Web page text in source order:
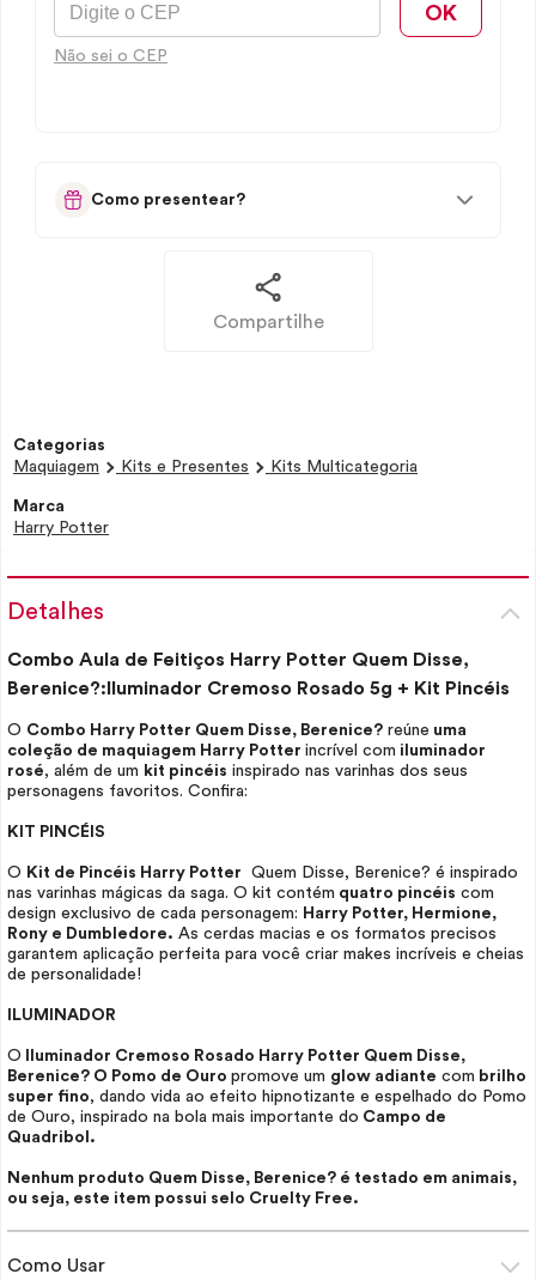
OK
Não sei o CEP
Como presentear?
Compartilhe
Categorias
Maquiagem
Kits e Presentes Kits Multicategoria
Marca
Harry Potter
Detalhes
Combo Aula de Feitiços Harry Potter Quem Disse,
Berenice?:Iluminador Cremoso Rosado 5g + Kit Pincéis
O Combo Harry Potter Quem Disse, Berenice? reúne uma
coleção de maquiagem Harry Potter incrível com iluminador
rosé, além de um kit pincéis inspirado nas varinhas dos seus
personagens favoritos. Confira:
KIT PINCÉIS
O Kit de Pincéis Harry Potter Quem Disse, Berenice? é inspirado
nas varinhas mágicas da saga. O kit contém quatro pincéis com
design exclusivo de cada personagem: Harry Potter, Hermione,
Rony e Dumbledore. As cerdas macias e os formatos precisos
garantem aplicação perfeita para você criar makes incríveis e cheias
de personalidade!
ILUMINADOR
O Iluminador Cremoso Rosado Harry Potter Quem Disse,
Berenice? O Pomo de Ouro promove um glow adiante com brilho
super fino, dando vida ao efeito hipnotizante e espelhado do Pomo
de Ouro, inspirado na bola mais importante do Campo de
Quadribol.
Nenhum produto Quem Disse, Berenice? é testado em animais,
ou seja, este item possui selo Cruelty Free.
Como Usar